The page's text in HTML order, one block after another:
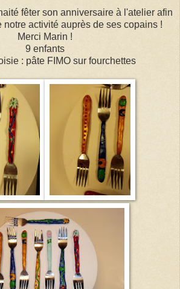
fêter son anniversaire à l'atelier afin
notre activité auprès de ses copains !
Merci Marin !
9 enfants
: pâte FIMO sur fourchettes